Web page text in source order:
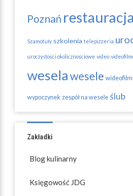
Poznań restauracja
Szamotuły szkolenia telepizzeria
uroczystości okolicznościowe video
weselawesele
wypoczynek zespół na wesele ślub
Zakładki
Blog kulinarny
Księgowość JDG